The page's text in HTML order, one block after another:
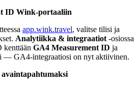
ID Wink-portaaliin
app.wink.travel, valitse tilisi ja
Analytiikka & integraatiot -osiossa
kenttään GA4 Measurement ID ja
— GA4-integraatiosi on nyt aktiivinen.
avaintapahtumaksi